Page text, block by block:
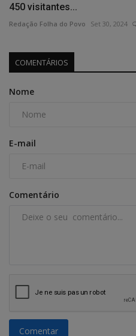
450 visitantes...
Redação Folha do Povo Set 30, 2024
COMENTÁRIOS
Nome
E-mail
Comentário
Comentar